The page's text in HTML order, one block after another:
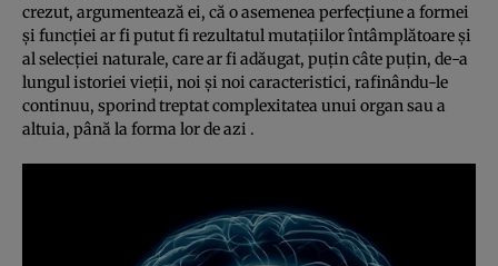
crezut, argumentează ei, că o asemenea perfecţiune a formei
şi funcţiei ar fi putut fi rezultatul mutaţiilor întâmplătoare şi
al selecţiei naturale, care ar fi adăugat, puţin câte puţin, de-a
lungul istoriei vieţii, noi şi noi caracteristici, rafinându-le
continuu, sporind treptat complexitatea unui organ sau a
altuia, până la forma lor de azi .